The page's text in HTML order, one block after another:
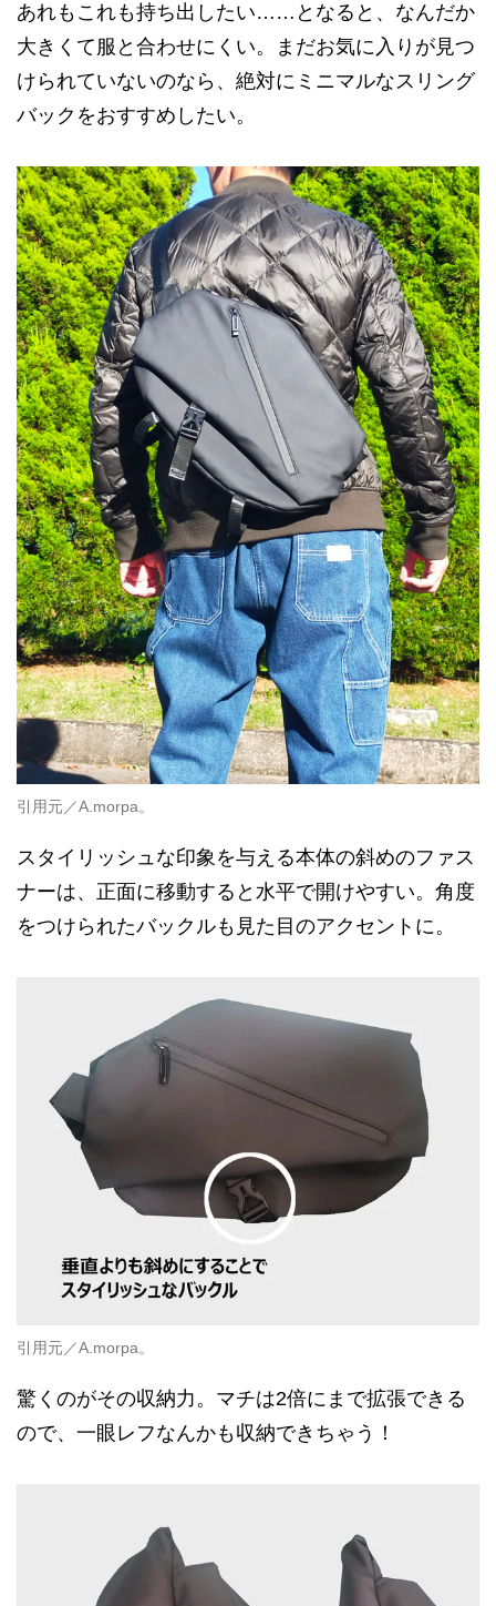
あれもこれも持ち出したい……となると、なんだか
大きくて服と合わせにくい。まだお気に入りが見つ
けられていないのなら、絶対にミニマルなスリング
バックをおすすめしたい。
引用元／A.morpa。
スタイリッシュな印象を与える本体の斜めのファス
ナーは、正面に移動すると水平で開けやすい。角度
をつけられたバックルも見た目のアクセントに。
引用元／A.morpa。
驚くのがその収納力。マチは2倍にまで拡張できる
ので、一眼レフなんかも収納できちゃう！